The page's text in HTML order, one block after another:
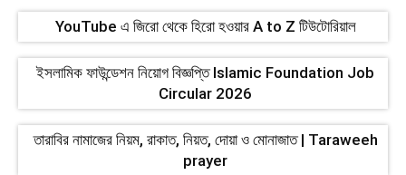
YouTube এ জিরো থেকে হিরো হওয়ার A to Z টিউটোরিয়াল
ইসলামিক ফাউন্ডেশন নিয়োগ বিজ্ঞপ্তি Islamic Foundation Job
Circular 2026
তারাবির নামাজের নিয়ম, রাকাত, নিয়ত, দোয়া ও মোনাজাত | Taraweeh
prayer